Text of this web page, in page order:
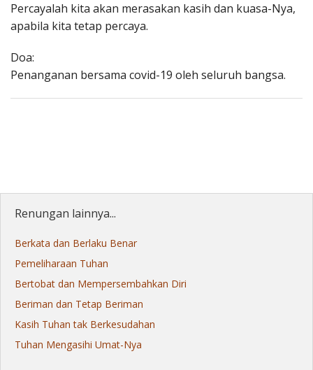
Percayalah kita akan merasakan kasih dan kuasa-Nya,
apabila kita tetap percaya.
Doa:
Penanganan bersama covid-19 oleh seluruh bangsa.
Renungan lainnya...
Berkata dan Berlaku Benar
Pemeliharaan Tuhan
Bertobat dan Mempersembahkan Diri
Beriman dan Tetap Beriman
Kasih Tuhan tak Berkesudahan
Tuhan Mengasihi Umat-Nya